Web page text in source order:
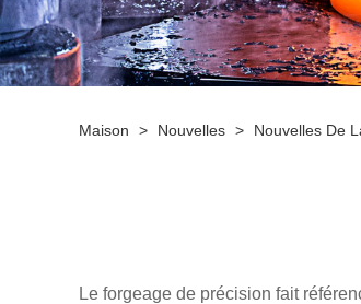
Maison > Nouvelles > Nouvelles De
Le forgeage de précision fait